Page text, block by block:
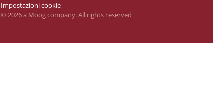
Impostazioni cookie
© 2026 a Moog company. All rights reserved